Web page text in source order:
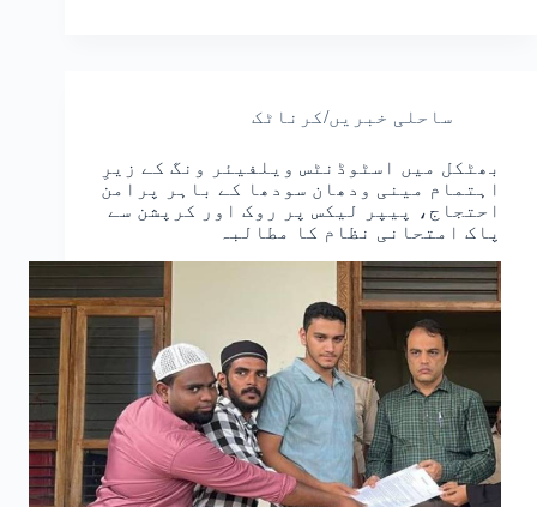
ساحلی خبریں/کرناٹک
بھٹکل میں اسٹوڈنٹس ویلفیئر ونگ کے زیرِ
اہتمام مینی ودھان سودھا کے باہر پرامن
احتجاج، پیپر لیکس پر روک اور کرپشن سے
پاک امتحانی نظام کا مطالبہ